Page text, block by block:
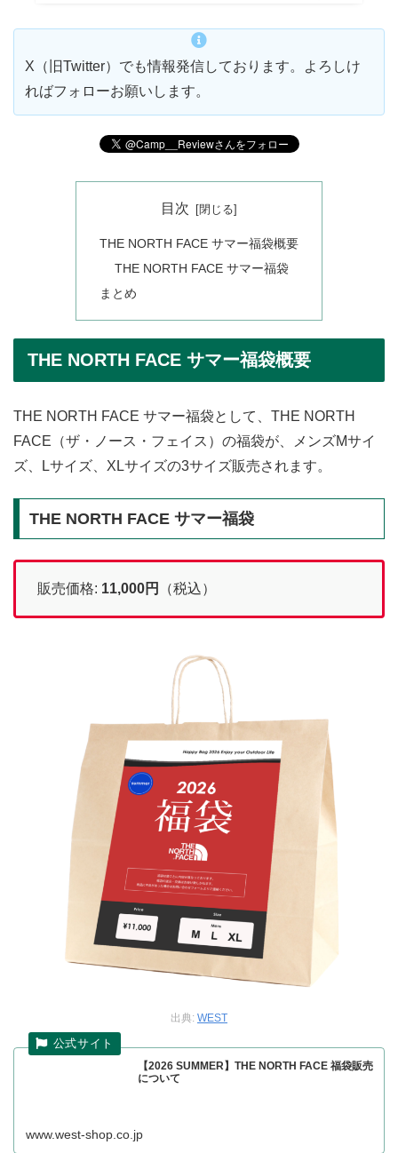
X（旧Twitter）でも情報発信しております。よろしけ
ればフォローお願いします。
目次
THE NORTH FACE サマー福袋概要
THE NORTH FACE サマー福袋
まとめ
THE NORTH FACE サマー福袋概要
THE NORTH FACE サマー福袋として、THE NORTH
FACE（ザ・ノース・フェイス）の福袋が、メンズMサイ
ズ、Lサイズ、XLサイズの3サイズ販売されます。
THE NORTH FACE サマー福袋
販売価格: 11,000円 （税込）
出典: WEST
【2026 SUMMER】THE NORTH FACE 福袋販売
について
www.west-shop.co.jp